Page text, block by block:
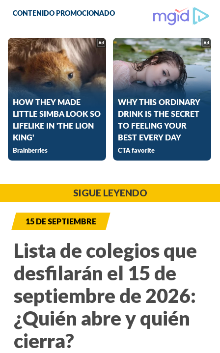
SIGUE LEYENDO
15 DE SEPTIEMBRE
Lista de colegios que
desfilarán el 15 de
septiembre de 2026:
¿Quién abre y quién
cierra?